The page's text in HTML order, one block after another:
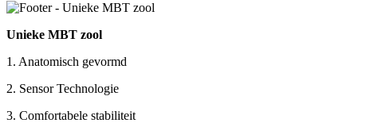
Unieke MBT zool
1. Anatomisch gevormd
2. Sensor Technologie
3. Comfortabele stabiliteit